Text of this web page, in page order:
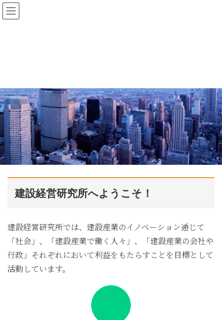
建設経営研究所へようこそ！
建設経営研究所では、建設産業のイノベーション通じて
「社会」、「建設産業で働く人々」、「建設産業の会社や
行政」それぞれにおいて利益をもたらすことを目標として
活動しています。